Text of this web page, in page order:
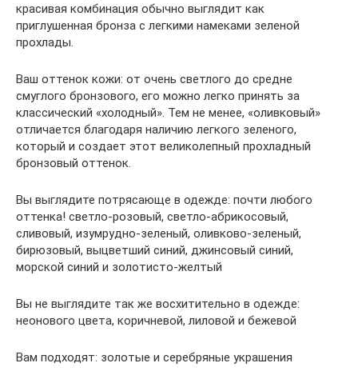
красивая комбинация обычно выглядит как
приглушенная бронза с легкими намеками зеленой
прохлады.
Ваш оттенок кожи: от очень светлого до средне
смуглого бронзового, его можно легко принять за
классический «холодный». Тем не менее, «оливковый»
отличается благодаря наличию легкого зеленого,
который и создает этот великолепный прохладный
бронзовый оттенок.
Вы выглядите потрясающе в одежде: почти любого
оттенка! светло-розовый, светло-абрикосовый,
сливовый, изумрудно-зеленый, оливково-зеленый,
бирюзовый, выцветший синий, джинсовый синий,
морской синий и золотисто-желтый
Вы не выглядите так же восхитительно в одежде:
неонового цвета, коричневой, лиловой и бежевой
Вам подходят: золотые и серебряные украшения